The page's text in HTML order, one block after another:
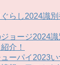
らし2024識
ョージ2024
介！
ーパイ2023い